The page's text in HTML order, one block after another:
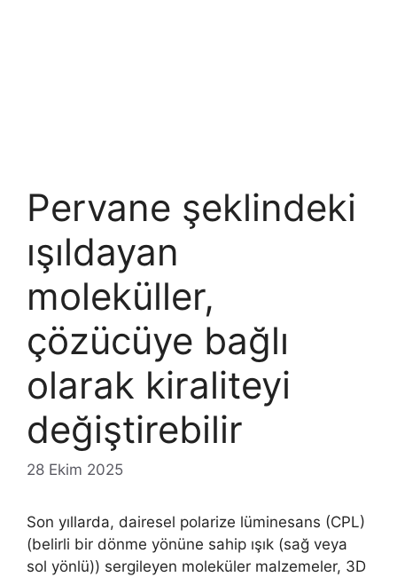
Pervane şeklindeki
ışıldayan
moleküller,
çözücüye bağlı
olarak kiraliteyi
değiştirebilir
28 Ekim 2025
Son yıllarda, dairesel polarize lüminesans (CPL)
(belirli bir dönme yönüne sahip ışık (sağ veya
sol yönlü)) sergileyen moleküler malzemeler, 3D